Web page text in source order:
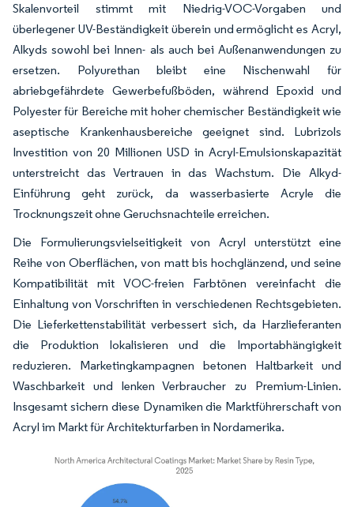
Skalenvorteil stimmt mit Niedrig-VOC-Vorgaben und
überlegener UV-Beständigkeit überein und ermöglicht es Acryl,
Alkyds sowohl bei Innen- als auch bei Außenanwendungen zu
ersetzen. Polyurethan bleibt eine Nischenwahl für
abriebgefährdete Gewerbefußböden, während Epoxid und
Polyester für Bereiche mit hoher chemischer Beständigkeit wie
aseptische Krankenhausbereiche geeignet sind. Lubrizols
Investition von 20 Millionen USD in Acryl-Emulsionskapazität
unterstreicht das Vertrauen in das Wachstum. Die Alkyd-
Einführung geht zurück, da wasserbasierte Acryle die
Trocknungszeit ohne Geruchsnachteile erreichen.
Die Formulierungsvielseitigkeit von Acryl unterstützt eine
Reihe von Oberflächen, von matt bis hochglänzend, und seine
Kompatibilität mit VOC-freien Farbtönen vereinfacht die
Einhaltung von Vorschriften in verschiedenen Rechtsgebieten.
Die Lieferkettenstabilität verbessert sich, da Harzlieferanten
die Produktion lokalisieren und die Importabhängigkeit
reduzieren. Marketingkampagnen betonen Haltbarkeit und
Waschbarkeit und lenken Verbraucher zu Premium-Linien.
Insgesamt sichern diese Dynamiken die Marktführerschaft von
Acryl im Markt für Architekturfarben in Nordamerika.